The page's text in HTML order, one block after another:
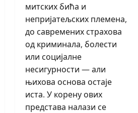
митских бића и
непријатељских племена,
до савремених страхова
од криминала, болести
или социјалне
несигурности — али
њихова основа остаје
иста. У корену ових
представа налази се